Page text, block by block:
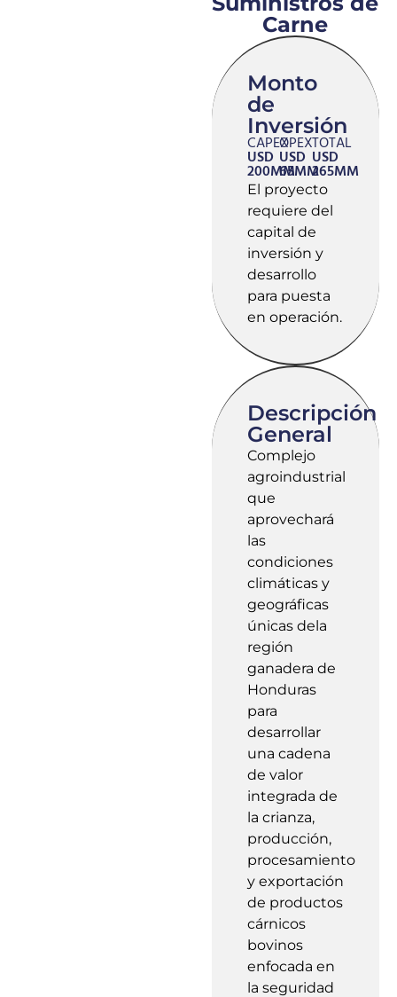
Carne
Monto
de
Inversión
CAPEX
USD
200MM
OPEX
USD
65MM
TOTAL
USD
265MM
El proyecto
requiere del
capital de
inversión y
desarrollo
para puesta
en operación.
Descripción
General
Complejo
agroindustrial
que
aprovechará
las
condiciones
climáticas y
geográficas
únicas dela
región
ganadera de
Honduras
para
desarrollar
una cadena
de valor
integrada de
la crianza,
producción,
procesamiento
y exportación
de productos
cárnicos
bovinos
enfocada en
la seguridad